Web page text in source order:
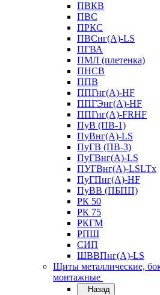
ПВКВ
ПВС
ПРКС
ПВСнг(А)-LS
ПГВА
ПМЛ (плетенка)
ПНСВ
ППВ
ППГнг(А)-HF
ППГЭнг(А)-HF
ППГнг(А)-FRHF
ПуВ (ПВ-1)
ПуВнг(А)-LS
ПуГВ (ПВ-3)
ПуГВнг(А)-LS
ПУГВнг(А)-LSLTx
ПуГПнг(А)-HF
ПуВВ (ПБПП)
РК 50
РК 75
РКГМ
РПШ
СИП
ШВВПнг(А)-LS
Щиты металлические,
монтажные
Назад